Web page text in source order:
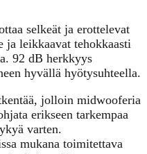
selkeät ja erottelevat
leikkaavat tehokkaasti
92 dB herkkyys
hyvällä hyötysuhteella.
jolloin midwooferia
erikseen tarkempaa
varten.
mukana toimitettava